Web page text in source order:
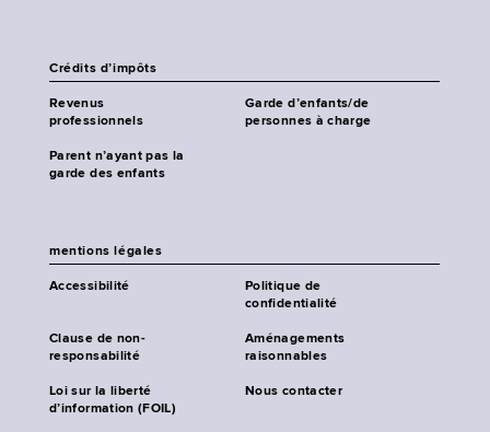
Crédits d’impôts
Revenus
professionnels
Garde d’enfants/de
personnes à charge
Parent n’ayant pas la
garde des enfants
mentions légales
Accessibilité
Politique de
confidentialité
Clause de non-
responsabilité
Aménagements
raisonnables
Loi sur la liberté
d’information (FOIL)
Nous contacter